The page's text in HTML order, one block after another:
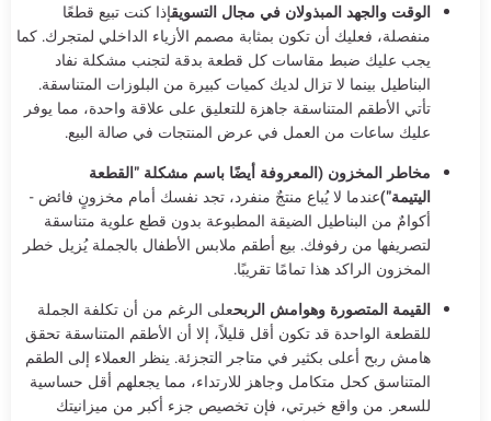
الوقت والجهد المبذولان في مجال التسويقإذا كنت تبيع قطعًا
منفصلة، فعليك أن تكون بمثابة مصمم الأزياء الداخلي لمتجرك. كما
يجب عليك ضبط مقاسات كل قطعة بدقة لتجنب مشكلة نفاد
البناطيل بينما لا تزال لديك كميات كبيرة من البلوزات المتناسقة.
تأتي الأطقم المتناسقة جاهزة للتعليق على علاقة واحدة، مما يوفر
عليك ساعات من العمل في عرض المنتجات في صالة البيع.
مخاطر المخزون (المعروفة أيضًا باسم مشكلة "القطعة
اليتيمة")عندما لا يُباع منتجٌ منفرد، تجد نفسك أمام مخزونٍ فائض -
أكوامٌ من البناطيل الضيقة المطبوعة بدون قطع علوية متناسقة
لتصريفها من رفوفك. بيع أطقم ملابس الأطفال بالجملة يُزيل خطر
المخزون الراكد هذا تمامًا تقريبًا.
القيمة المتصورة وهوامش الربحعلى الرغم من أن تكلفة الجملة
للقطعة الواحدة قد تكون أقل قليلاً، إلا أن الأطقم المتناسقة تحقق
هامش ربح أعلى بكثير في متاجر التجزئة. ينظر العملاء إلى الطقم
المتناسق كحل متكامل وجاهز للارتداء، مما يجعلهم أقل حساسية
للسعر. من واقع خبرتي، فإن تخصيص جزء أكبر من ميزانيتك